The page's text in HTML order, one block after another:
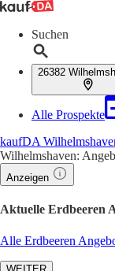
Suchen
26382
Alle Prospekte
kaufDA
Wilhelmshaven:
Anzeigen
Aktuelle Erdbeeren
Alle Erdbeeren